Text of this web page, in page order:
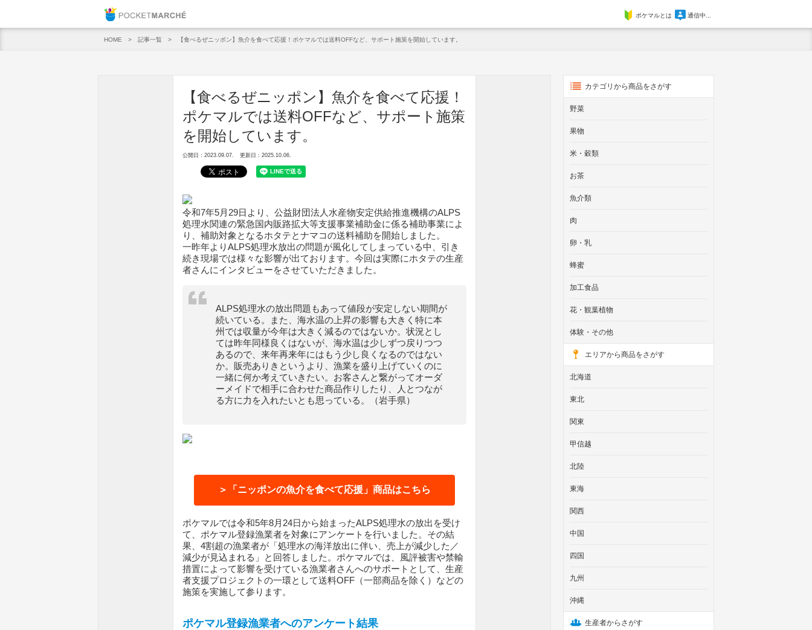
ポケマルとは 通信中...
HOME 記事一覧 【食べるぜニッポン】魚介を食べて応援！ポケマルでは送料OFFなど、サポート施策を開始しています。
【食べるぜニッポン】魚介を食べて応援！
ポケマルでは送料OFFなど、サポート施策
を開始しています。
公開日：2023.09.07. 更新日：2025.10.06.
令和7年5月29日より、公益財団法人水産物安定供給推進機構のALPS
処理水関連の緊急国内販路拡大等支援事業補助金に係る補助事業によ
り、補助対象となるホタテとナマコの送料補助を開始しました。
一昨年よりALPS処理水放出の問題が風化してしまっている中、引き
続き現場では様々な影響が出ております。今回は実際にホタテの生産
者さんにインタビューをさせていただきました。
ALPS処理水の放出問題もあって値段が安定しない期間が
続いている。また、海水温の上昇の影響も大きく特に本
州では収量が今年は大きく減るのではないか。状況とし
ては昨年同様良くはないが、海水温は少しずつ戻りつつ
あるので、来年再来年にはもう少し良くなるのではない
か。販売ありきというより、漁業を盛り上げていくのに
一緒に何か考えていきたい。お客さんと繋がってオーダ
ーメイドで相手に合わせた商品作りしたり、人とつなが
る方に力を入れたいとも思っている。（岩手県）
＞「ニッポンの魚介を食べて応援」商品はこちら
ポケマルでは令和5年8月24日から始まったALPS処理水の放出を受け
て、ポケマル登録漁業者を対象にアンケートを行いました。その結
果、4割超の漁業者が「処理水の海洋放出に伴い、売上が減少した／
減少が見込まれる」と回答しました。ポケマルでは、風評被害や禁輸
措置によって影響を受けている漁業者さんへのサポートとして、生産
者支援プロジェクトの一環として送料OFF（一部商品を除く）などの
施策を実施して参ります。
ポケマル登録漁業者へのアンケート結果
カテゴリから商品をさがす
野菜
果物
米・穀類
お茶
魚介類
肉
卵・乳
蜂蜜
加工食品
花・観葉植物
体験・その他
エリアから商品をさがす
北海道
東北
関東
甲信越
北陸
東海
関西
中国
四国
九州
沖縄
生産者からさがす